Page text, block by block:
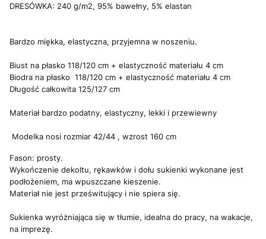
DRESÓWKA: 240 g/m2, 95% bawełny, 5% elastan
Bardzo miękka, elastyczna, przyjemna w noszeniu.
Biust na płasko 118/120 cm + elastyczność materiału 4 cm
Biodra na płasko 118/120 cm + elastyczność materiału 4 cm
Długość całkowita 125/127 cm
Materiał bardzo podatny, elastyczny, lekki i przewiewny
Modelka nosi rozmiar 42/44 , wzrost 160 cm
Fason: prosty.
Wykończenie dekoltu, rękawków i dołu sukienki wykonane jest
podłożeniem, ma wpuszczane kieszenie.
Materiał nie jest prześwitujący i nie spiera się.
Sukienka wyróżniająca się w tłumie, idealna do pracy, na wakacje,
na imprezę.